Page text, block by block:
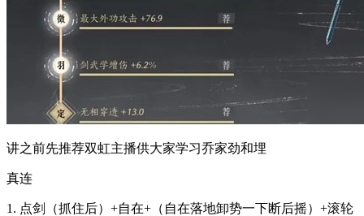
讲之前先推荐双虹主播供大家学习乔家劲和埋
真连
1. 点剑（抓住后）+自在+（自在落地卸势一下断后摇）+滚轮